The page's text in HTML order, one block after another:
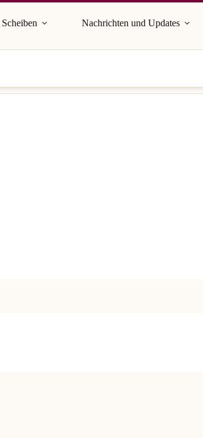
Scheiben Nachrichten und Updates